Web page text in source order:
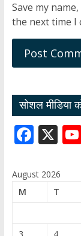
Save my
the next time I
सोशल मीडिया
F
e
X
August 2026
M
T